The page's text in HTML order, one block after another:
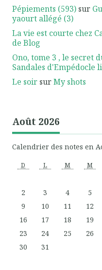
Pépiements (593) sur
yaourt allégé (3)
La vie est courte chez
de Blog
Ono, tome 3 , le secret
Sandales d'Empédocle
Le soir surMy shots
Août 2026
Calendrier des notes en
D L M M
2
3 4 5
9
10 11 12
16
17 18 19
23
24 25 26
30
31